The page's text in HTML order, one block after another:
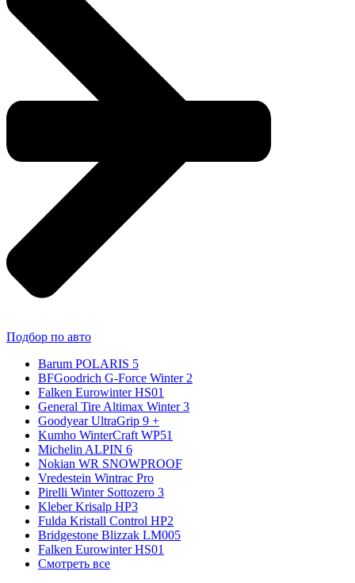
Подбор по авто
Barum POLARIS 5
BFGoodrich G-Force Winter 2
Falken Eurowinter HS01
General Tire Altimax Winter 3
Goodyear UltraGrip 9 +
Kumho WinterCraft WP51
Michelin ALPIN 6
Nokian WR SNOWPROOF
Vredestein Wintrac Pro
Pirelli Winter Sottozero 3
Kleber Krisalp HP3
Fulda Kristall Control HP2
Bridgestone Blizzak LM005
Falken Eurowinter HS01
Смотреть все